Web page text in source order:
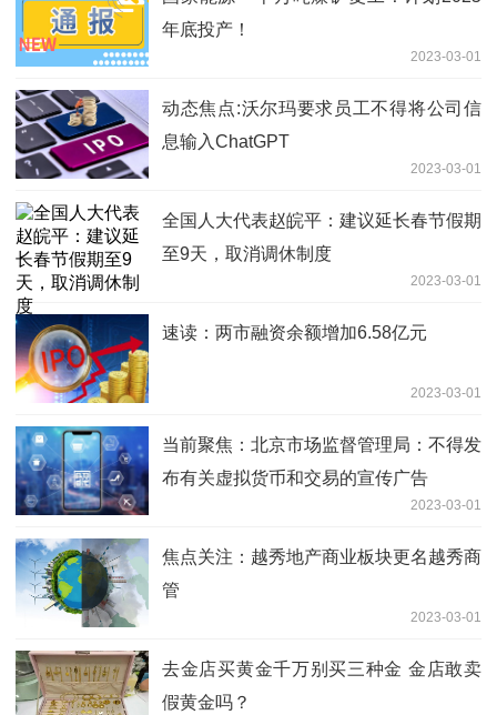
年底投产！
2023-03-01
动态焦点:沃尔玛要求员工不得将公司信
息输入ChatGPT
2023-03-01
全国人大代表赵皖平：建议延长春节假期
至9天，取消调休制度
2023-03-01
速读：两市融资余额增加6.58亿元
2023-03-01
当前聚焦：北京市场监督管理局：不得发
布有关虚拟货币和交易的宣传广告
2023-03-01
焦点关注：越秀地产商业板块更名越秀商
管
2023-03-01
去金店买黄金千万别买三种金 金店敢卖
假黄金吗？